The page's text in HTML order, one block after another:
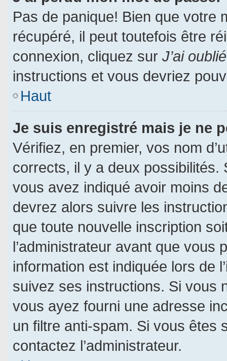
Pas de panique! Bien que votre
récupéré, il peut toutefois être
connexion, cliquez sur J’ai
instructions et vous devriez
Haut
Je suis enregistré mais je ne
Vérifiez, en premier, vos nom
corrects, il y a deux possibilités.
vous avez indiqué avoir moins
devrez alors suivre les
que toute nouvelle inscription
l’administrateur avant que vous
information est indiquée lors de
suivez ses instructions. Si vous
vous ayez fourni une adresse
un filtre anti-spam. Si vous êtes
contactez l’administrateur.